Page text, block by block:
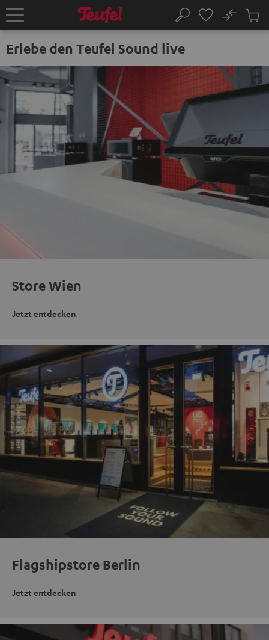
Startseite Suche
No
Erlebe den Teufel Sound live
Store Wien
Jetzt entdecken
Flagshipstore Berlin
Jetzt entdecken